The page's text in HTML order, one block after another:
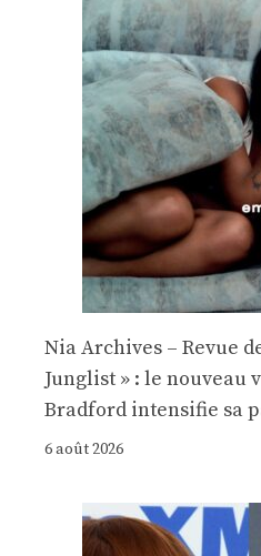
Nia Archives – Revue
Junglist » : le nouveau
Bradford intensifie sa
6 août 2026